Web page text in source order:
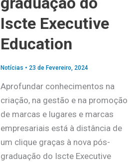
Iscte Executive
Education
Notícias • 23 de Fevereiro, 2024
Aprofundar conhecimentos na
criação, na gestão e na promoção
de marcas e lugares e marcas
empresariais está à distância de
um clique graças à nova pós-
graduação do Iscte Executive